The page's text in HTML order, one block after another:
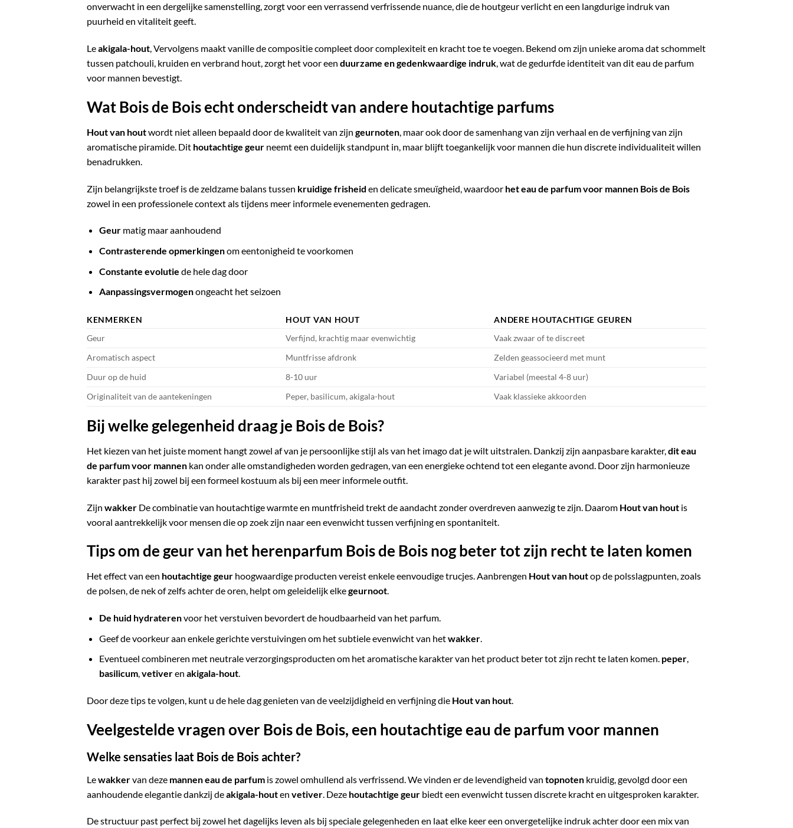
onverwacht in een dergelijke samenstelling, zorgt voor een verrassend verfrissende nuance, die de houtgeur verlicht en een langdurige indruk van
puurheid en vitaliteit geeft.
Leakigala-hout, Vervolgens maakt vanille de compositie compleet door complexiteit en kracht toe te voegen. Bekend om zijn unieke aroma dat schommelt
tussen patchouli, kruiden en verbrand hout, zorgt het voor een duurzame en gedenkwaardige indruk, wat de gedurfde identiteit van dit eau de parfum
voor mannen bevestigt.
Wat Bois de Bois echt onderscheidt van andere houtachtige parfums
Hout van houtwordt niet alleen bepaald door de kwaliteit van zijn geurnoten, maar ook door de samenhang van zijn verhaal en de verfijning van zijn
aromatische piramide. Dit houtachtige geur neemt een duidelijk standpunt in, maar blijft toegankelijk voor mannen die hun discrete individualiteit willen
benadrukken.
Zijn belangrijkste troef is de zeldzame balans tussen kruidige frisheid en delicate smeuïgheid, waardoor het eau de parfum voor mannen Bois de Bois
zowel in een professionele context als tijdens meer informele evenementen gedragen.
Geurmatig maar aanhoudend
Contrasterende opmerkingenom eentonigheid te voorkomen
Constante evolutie de hele dag door
Aanpassingsvermogenongeacht het seizoen
KENMERKEN HOUT VAN HOUT
ANDERE HOUTACHTIGE GEUREN
Geur
Verfijnd, krachtig maar evenwichtig
Vaak zwaar of te discreet
Aromatisch aspect
Muntfrisse afdronk
Zelden geassocieerd met munt
Duur op de huid
8-10 uur
Variabel (meestal 4-8 uur)
Originaliteit van de aantekeningen
Peper, basilicum, akigala-hout Vaak klassieke akkoorden
Bij welke gelegenheid draag je Bois de Bois?
Het kiezen van het juiste moment hangt zowel af van je persoonlijke stijl als van het imago dat je wilt uitstralen. Dankzij zijn aanpasbare karakter, dit eau
de parfum voor mannen kan onder alle omstandigheden worden gedragen, van een energieke ochtend tot een elegante avond. Door zijn harmonieuze
karakter past hij zowel bij een formeel kostuum als bij een meer informele outfit.
Zijn wakker De combinatie van houtachtige warmte en muntfrisheid trekt de aandacht zonder overdreven aanwezig te zijn. Daarom Hout van hout is
vooral aantrekkelijk voor mensen die op zoek zijn naar een evenwicht tussen verfijning en spontaniteit.
Tips om de geur van het herenparfum Bois de Bois nog beter tot zijn recht te laten komen
Het effect van een houtachtige geur hoogwaardige producten vereist enkele eenvoudige trucjes. Aanbrengen Hout van houtop de polsslagpunten, zoals
de polsen, de nek of zelfs achter de oren, helpt om geleidelijk elkegeurnoot.
De huid hydraterenvoor het verstuiven bevordert de houdbaarheid van het parfum.
Geef de voorkeur aan enkele gerichte verstuivingen om het subtiele evenwicht van hetwakker.
Eventueel combineren met neutrale verzorgingsproducten om het aromatische karakter van het product beter tot zijn recht te laten komen. peper,
basilicum,vetiveren akigala-hout.
Door deze tips te volgen, kunt u de hele dag genieten van de veelzijdigheid en verfijning die Hout van hout.
Veelgestelde vragen over Bois de Bois, een houtachtige eau de parfum voor mannen
Welke sensaties laat Bois de Bois achter?
Lewakkervan deze mannen eau de parfum is zowel omhullend als verfrissend. We vinden er de levendigheid van topnoten kruidig, gevolgd door een
aanhoudende elegantie dankzij deakigala-houten vetiver . Deze houtachtige geur biedt een evenwicht tussen discrete kracht en uitgesproken karakter.
De structuur past perfect bij zowel het dagelijks leven als bij speciale gelegenheden en laat elke keer een onvergetelijke indruk achter door een mix van